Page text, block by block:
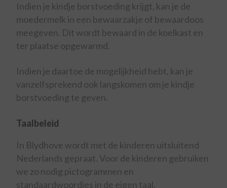
Indien je kindje borstvoeding krijgt, kan je de
moedermelk in een bewaarzakje of bewaardoos
meegeven. Dit wordt bewaard in de koelkast en
ter plaatse opgewarmd.
Indien je daartoe de mogelijkheid hebt, kan je
vanzelfsprekend ook langskomen om je kindje
borstvoeding te geven.
Taalbeleid
In Blydhove wordt met de kinderen uitsluitend
Nederlands gepraat. Voor de kinderen gebruiken
we zo nodig pictogrammen en
standaardwoordjes in de eigen taal.